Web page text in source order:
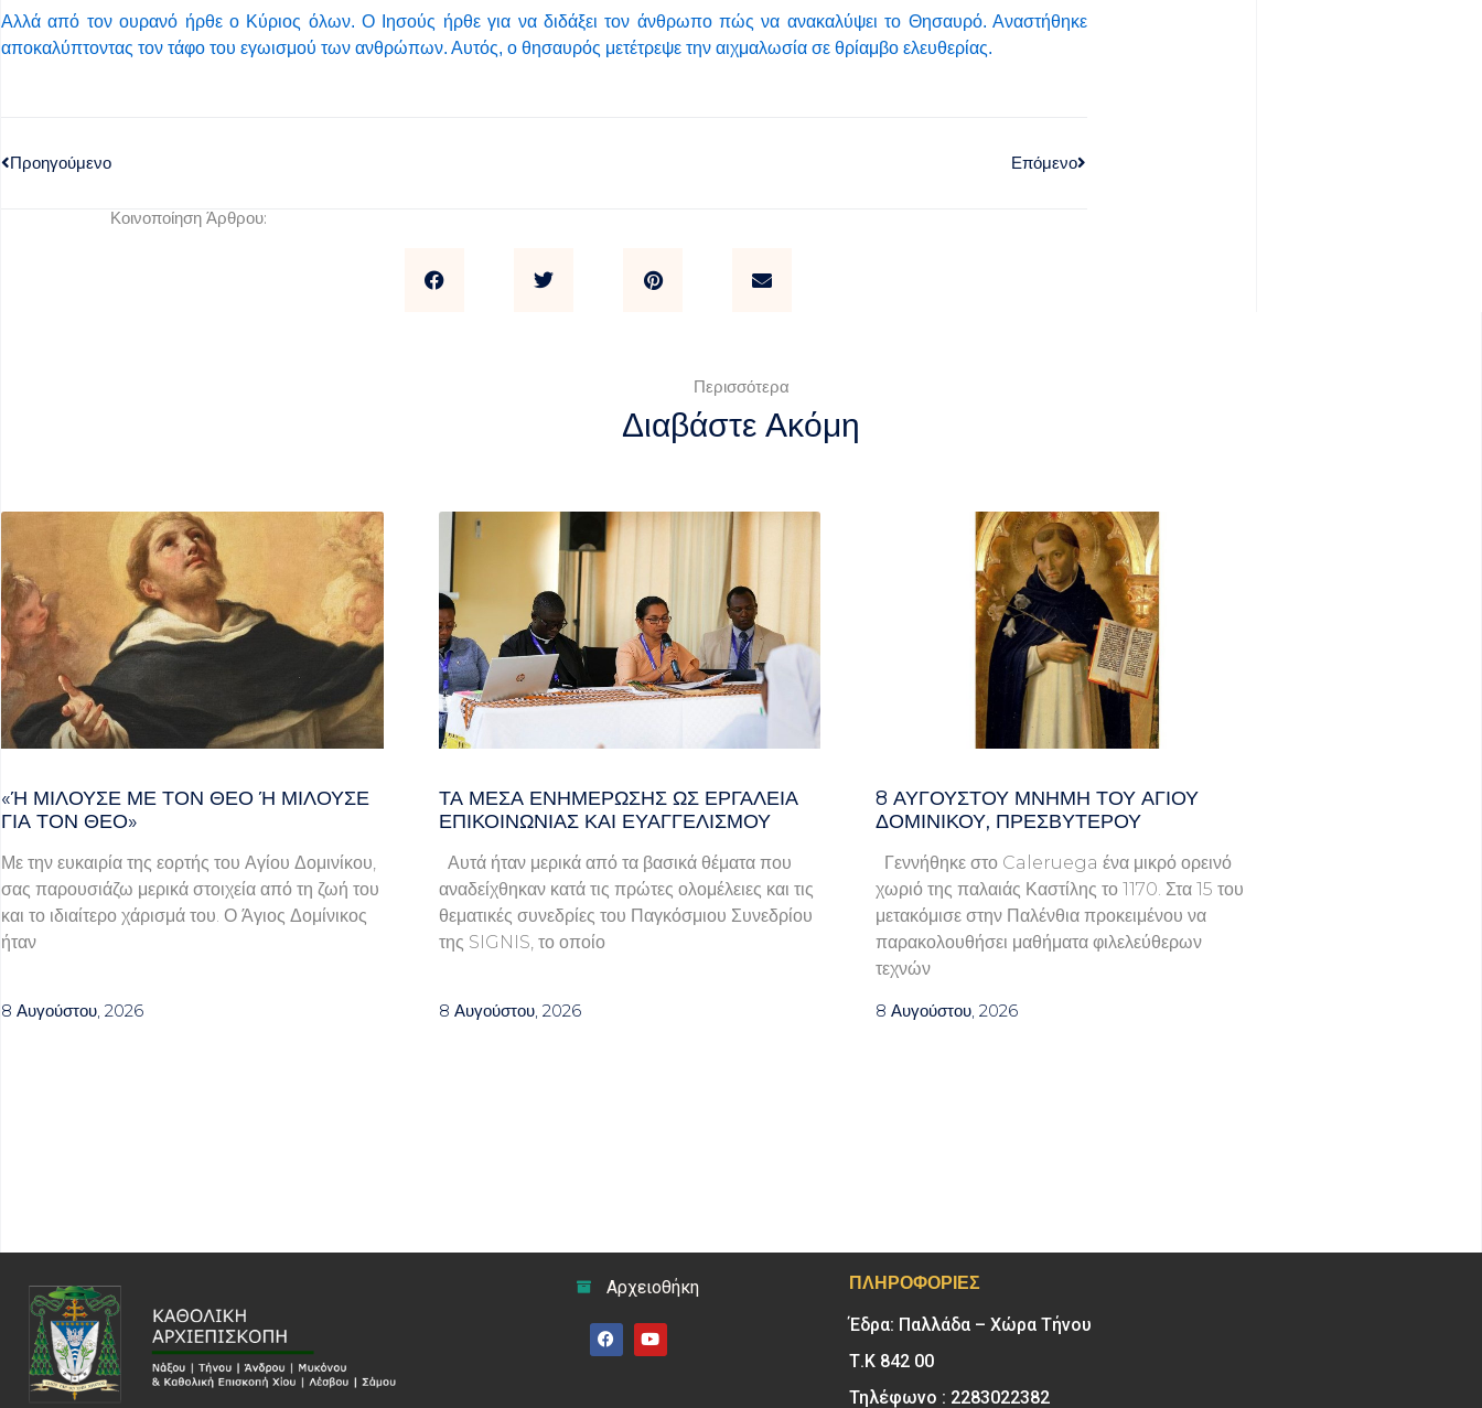
Αλλά από τον ουρανό ήρθε ο Κύριος όλων. Ο Ιησούς ήρθε για να διδάξει τον άνθρωπο πώς να ανακαλύψει το Θησαυρό. Αναστήθηκε
αποκαλύπτοντας τον τάφο του εγωισμού των ανθρώπων. Αυτός, ο θησαυρός μετέτρεψε την αιχμαλωσία σε θρίαμβο ελευθερίας.
Προηγούμενο Επόμενο
Κοινοποίηση Άρθρου:
Περισσότερα
Διαβάστε Ακόμη
«Ή ΜΙΛΟΎΣΕ ΜΕ ΤΟΝ ΘΕΌ Ή ΜΙΛΟΎΣΕ ΓΙ
Α ΤΟΝ ΘΕΌ»
Με την ευκαιρία της εορτής του Αγίου Δομινίκου,
σας παρουσιάζω μερικά στοιχεία από τη ζωή του
και το ιδιαίτερο χάρισμά του. Ο Άγιος Δομίνικος
ήταν
8 Αυγούστου, 2026
ΤΑ ΜΈΣΑ ΕΝΗΜΈΡΩΣΗΣ ΩΣ ΕΡΓΑΛΕΊΑ
ΕΠΙΚΟΙΝΩΝΊΑΣ ΚΑΙ ΕΥΑΓΓΕΛΙΣΜΟΎ
Αυτά ήταν μερικά από τα βασικά θέματα που
αναδείχθηκαν κατά τις πρώτες ολομέλειες και τις
θεματικές συνεδρίες του Παγκόσμιου Συνεδρίου
της SIGNIS, το οποίο
8 Αυγούστου, 2026
8 ΑΥΓΟΥΣΤΟΥ ΜΝΗΜΗ ΤΟΥ ΑΓΙΟΥ
ΔΟΜΙΝΙΚΟΥ, ΠΡΕΣΒΥΤΕΡΟΥ
Γεννήθηκε στο Caleruega ένα μικρό ορεινό
χωριό της παλαιάς Καστίλης το 1170. Στα 15 του
μετακόμισε στην Παλένθια προκειμένου να
παρακολουθήσει μαθήματα φιλελεύθερων
τεχνών
8 Αυγούστου, 2026
Αρχειοθήκη
ΠΛΗΡΟΦΟΡΊΕΣ
Έδρα: Παλλάδα – Χώρα Τήνου
Τ.Κ 842 00
Τηλέφωνο : 2283022382